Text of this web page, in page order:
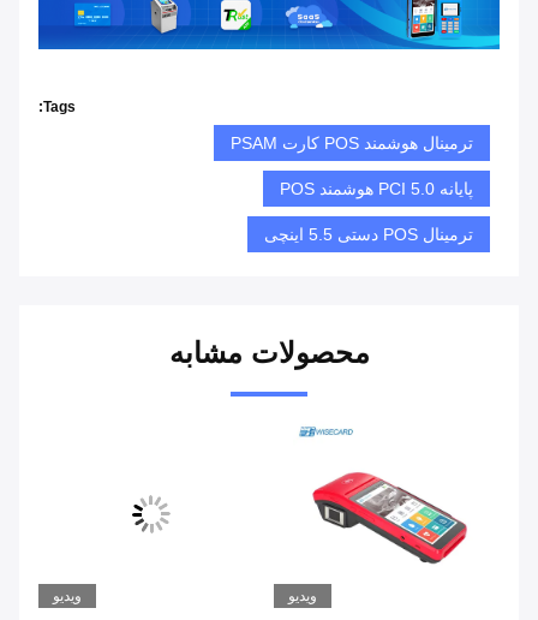
Tags:
ترمینال هوشمند POS کارت PSAM
پایانه PCI 5.0 هوشمند POS
ترمینال POS دستی 5.5 اینچی
محصولات مشابه
ویدیو ویدیو